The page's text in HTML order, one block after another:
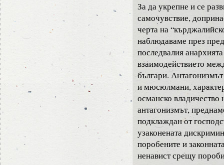
За да укрепне и се
самочувствие,
черта на
наблюдаваме през
последвалия
взаимодействието
българи.
и мюсюлмани,
османско владичество
антагонизмът,
подклаждан от
узаконената
поробените и
ненавист срещу